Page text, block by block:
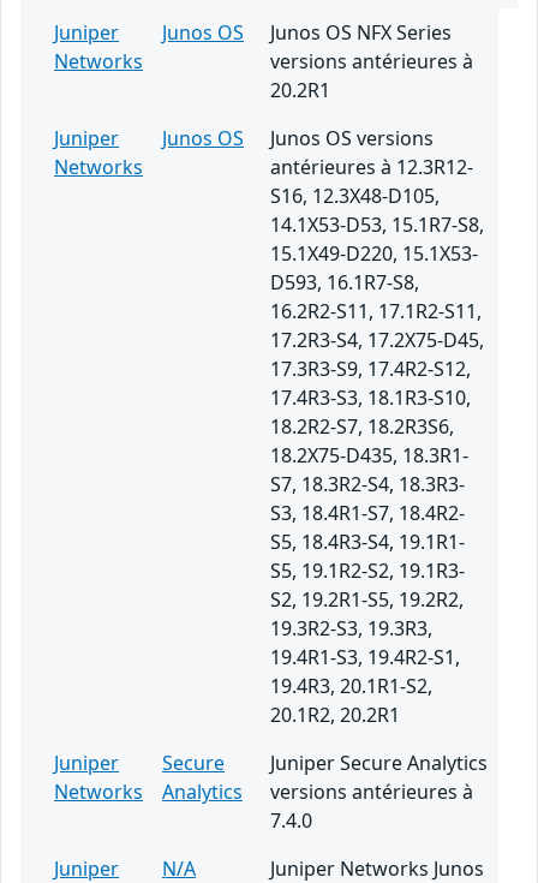
Juniper
Networks
Junos OS
Junos OS NFX Series
versions antérieures à
20.2R1
Juniper
Networks
Junos OS
Junos OS versions
antérieures à 12.3R12-
S16, 12.3X48-D105,
14.1X53-D53, 15.1R7-S8,
15.1X49-D220, 15.1X53-
D593, 16.1R7-S8,
16.2R2-S11, 17.1R2-S11,
17.2R3-S4, 17.2X75-D45,
17.3R3-S9, 17.4R2-S12,
17.4R3-S3, 18.1R3-S10,
18.2R2-S7, 18.2R3S6,
18.2X75-D435, 18.3R1-
S7, 18.3R2-S4, 18.3R3-
S3, 18.4R1-S7, 18.4R2-
S5, 18.4R3-S4, 19.1R1-
S5, 19.1R2-S2, 19.1R3-
S2, 19.2R1-S5, 19.2R2,
19.3R2-S3, 19.3R3,
19.4R1-S3, 19.4R2-S1,
19.4R3, 20.1R1-S2,
20.1R2, 20.2R1
Juniper
Networks
Secure
Analytics
Juniper Secure Analytics
versions antérieures à
7.4.0
Juniper
N/A
Juniper Networks Junos